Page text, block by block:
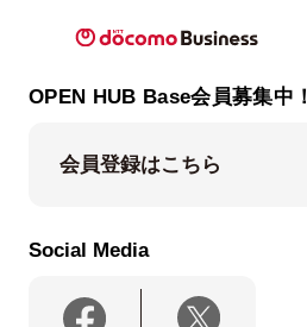
OPEN HUB Base会員募集中！
会員登録はこちら
Social Media